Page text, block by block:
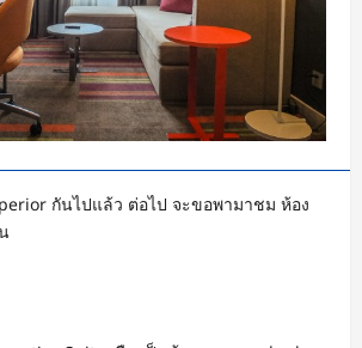
กันไปแล้ว ต่อไป จะขอพามาชม ห้อง